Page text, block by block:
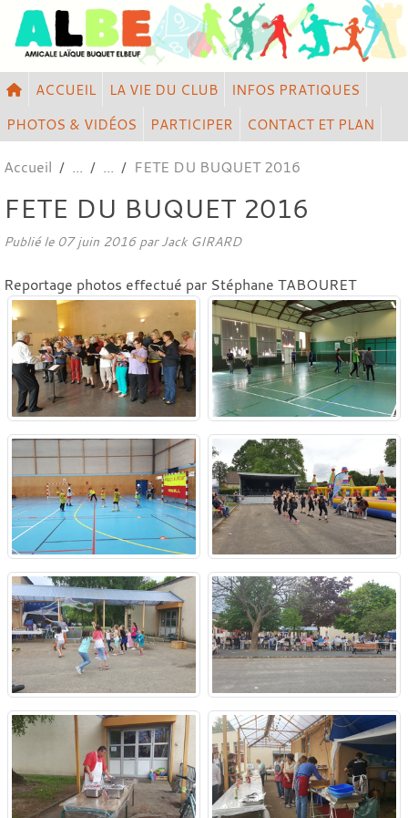
ACCUEIL LA VIE DU CLUB
INFOS PRATIQUES
PHOTOS & VIDÉOS
PARTICIPER CONTACT ET PLAN
Accueil FETE DU BUQUET 2016
FETE DU BUQUET 2016
Publié le 07 juin 2016par Jack GIRARD
Reportage photos effectué par Stéphane TABOURET
Panneau de gestion des cookies